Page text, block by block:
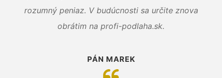
rozumný peniaz. V budúcnosti sa určite znova
obrátim na profi-podlaha.sk.
PÁN MAREK